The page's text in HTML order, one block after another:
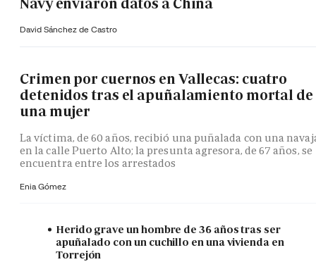
David Sánchez de Castro
Crimen por cuernos en Vallecas: cuatro
detenidos tras el apuñalamiento mortal de
una mujer
La víctima, de 60 años, recibió una puñalada con una
en la calle Puerto Alto; la presunta agresora, de 67 años, se
encuentra entre los arrestados
Enia Gómez
Herido grave un hombre de 36 años tras ser
apuñalado con un cuchillo en una vivienda en
Torrejón